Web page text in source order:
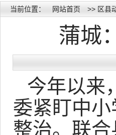
当前位置： 网站首页 >> 区县
蒲城
今年以来，
委紧盯中
整治。联